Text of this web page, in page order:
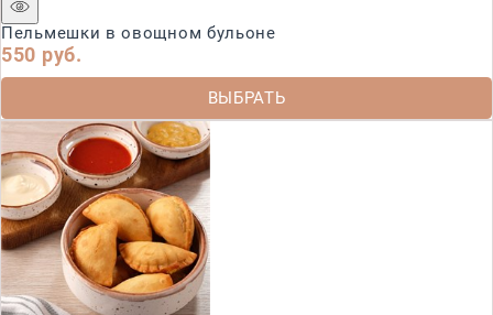
Пельмешки в овощном бульоне
550 руб.
ВЫБРАТЬ